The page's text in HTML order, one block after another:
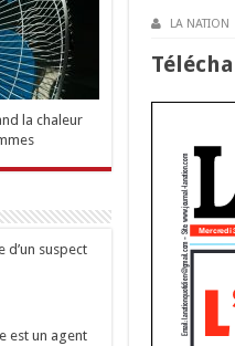
LA NATION
Télé
la chaleur
d’un suspect
est un agent